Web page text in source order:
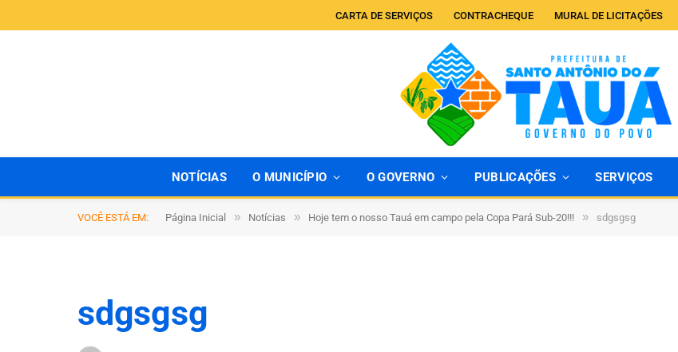
CARTA DE SERVIÇOS CONTRACHEQUE MURAL DE LICITAÇÕES
NOTÍCIAS O MUNICÍPIO O GOVERNO PUBLICAÇÕES SERVIÇOS
VOCÊ ESTÁ EM: Página Inicial » Notícias » Hoje tem o nosso Tauá em campo pela Copa Pará Sub-20!!! » sdgsgsg
sdgsgsg